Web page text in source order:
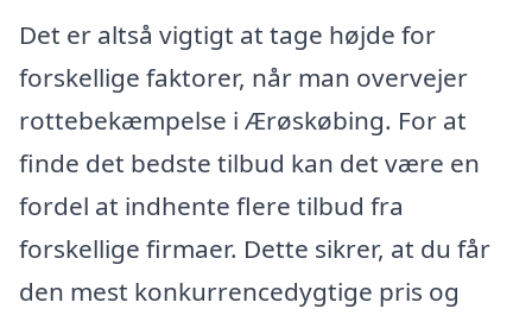
Det er altså vigtigt at tage højde for
forskellige faktorer, når man overvejer
rottebekæmpelse i Ærøskøbing. For at
finde det bedste tilbud kan det være en
fordel at indhente flere tilbud fra
forskellige firmaer. Dette sikrer, at du får
den mest konkurrencedygtige pris og